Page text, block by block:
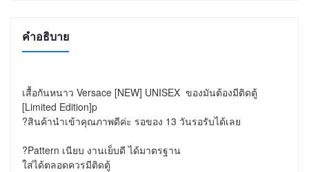
คำอธิบาย
เสื้อกันหนาว Versace [NEW] UNISEX  ของมันต้องมีติดตู้
[Limited Edition]p
?สินค้านำเข้าคุณภาพดีค่ะ รอของ 13 วันรอรับได้เลย
?Pattern เนียบ งานเย็บดี ได้มาตรฐาน
ใส่ได้ตลอดควรมีติดตู้